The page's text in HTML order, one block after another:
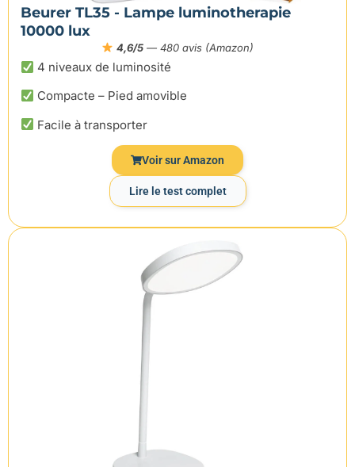
Beurer TL35 - Lampe luminotherapie
10000 lux
4,6/5— 480 avis (Amazon)
4 niveaux de luminosité
Compacte – Pied amovible
Facile à transporter
Voir sur Amazon
Lire le test complet